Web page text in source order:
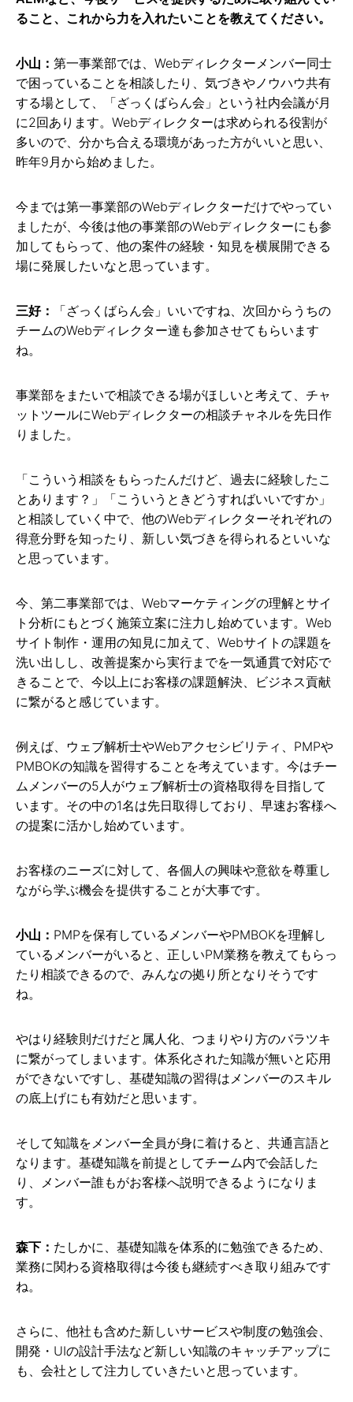
ること、これから力を入れたいことを教えてください。
小山： 第一事業部では、Webディレクターメンバー同士
で困っていることを相談したり、気づきやノウハウ共有
する場として、「ざっくばらん会」という社内会議が月
に2回あります。Webディレクターは求められる役割が
多いので、分かち合える環境があった方がいいと思い、
昨年9月から始めました。
今までは第一事業部のWebディレクターだけでやってい
ましたが、今後は他の事業部のWebディレクターにも参
加してもらって、他の案件の経験・知見を横展開できる
場に発展したいなと思っています。
三好：
「ざっくばらん会」いいですね、次回からうちの
チームのWebディレクター達も参加させてもらいます
ね。
事業部をまたいで相談できる場がほしいと考えて、チャ
ットツールにWebディレクターの相談チャネルを先日作
りました。
「こういう相談をもらったんだけど、過去に経験したこ
とあります？」「こういうときどうすればいいですか」
と相談していく中で、他のWebディレクターそれぞれの
得意分野を知ったり、新しい気づきを得られるといいな
と思っています。
今、第二事業部では、Webマーケティングの理解とサイ
ト分析にもとづく施策立案に注力し始めています。Web
サイト制作・運用の知見に加えて、Webサイトの課題を
洗い出しし、改善提案から実行までを一気通貫で対応で
きることで、今以上にお客様の課題解決、ビジネス貢献
に繋がると感じています。
例えば、ウェブ解析士やWebアクセシビリティ、PMPや
PMBOKの知識を習得することを考えています。今はチー
ムメンバーの5人がウェブ解析士の資格取得を目指して
います。その中の1名は先日取得しており、早速お客様へ
の提案に活かし始めています。
お客様のニーズに対して、各個人の興味や意欲を尊重し
ながら学ぶ機会を提供することが大事です。
小山： PMPを保有しているメンバーやPMBOKを理解し
ているメンバーがいると、正しいPM業務を教えてもらっ
たり相談できるので、みんなの拠り所となりそうです
ね。
やはり経験則だけだと属人化、つまりやり方のバラツキ
に繋がってしまいます。体系化された知識が無いと応用
ができないですし、基礎知識の習得はメンバーのスキル
の底上げにも有効だと思います。
そして知識をメンバー全員が身に着けると、共通言語と
なります。基礎知識を前提としてチーム内で会話した
り、メンバー誰もがお客様へ説明できるようになりま
す。
森下： たしかに、基礎知識を体系的に勉強できるため、
業務に関わる資格取得は今後も継続すべき取り組みです
ね。
さらに、他社も含めた新しいサービスや制度の勉強会、
開発・UIの設計手法など新しい知識のキャッチアップに
も、会社として注力していきたいと思っています。